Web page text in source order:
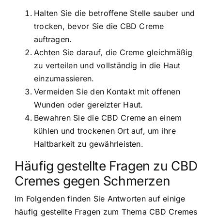
Halten Sie die betroffene Stelle sauber und
trocken, bevor Sie die CBD Creme
auftragen.
Achten Sie darauf, die Creme gleichmäßig
zu verteilen und vollständig in die Haut
einzumassieren.
Vermeiden Sie den Kontakt mit offenen
Wunden oder gereizter Haut.
Bewahren Sie die CBD Creme an einem
kühlen und trockenen Ort auf, um ihre
Haltbarkeit zu gewährleisten.
Häufig gestellte Fragen zu CBD
Cremes gegen Schmerzen
Im Folgenden finden Sie Antworten auf einige
häufig gestellte Fragen zum Thema CBD Cremes